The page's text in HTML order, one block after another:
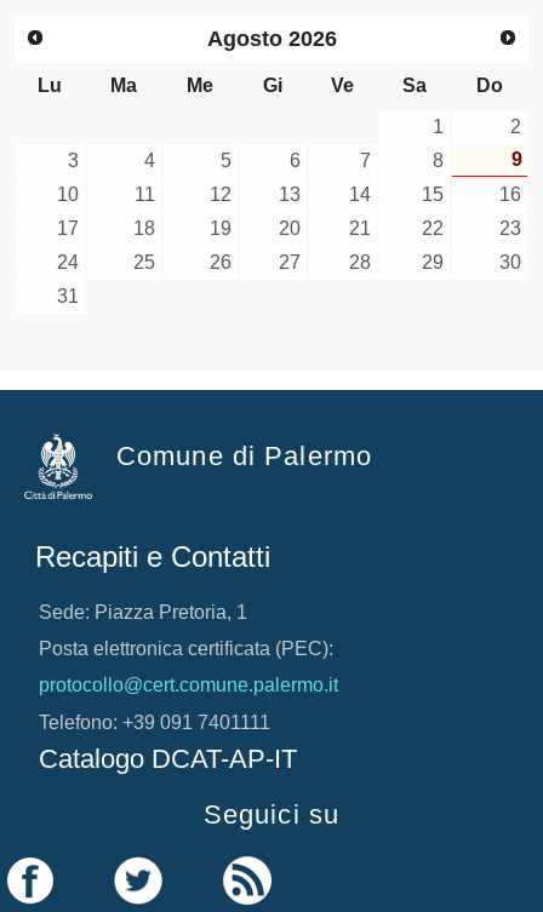
Agosto 2026
Lu Ma Me Gi Ve Sa Do
1
2
3
4 5 6 7 8
9
10
11 12 13 14 15
16
17
18 19 20 21 22
23
24
25 26 27 28 29
30
31
Comune di Palermo
Recapiti e Contatti
Sede: Piazza Pretoria, 1
Posta elettronica certificata (PEC):
protocollo@cert.comune.palermo.it
Telefono: +39 091 7401111
Catalogo DCAT-AP-IT
Seguici su